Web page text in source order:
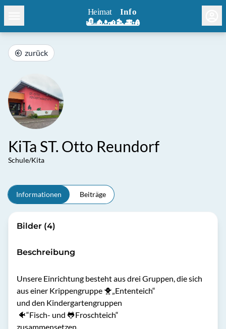
zurück
KiTa ST. Otto Reundorf
Schule/Kita
Informationen Beiträge
Bilder (4)
Beschreibung
Unsere Einrichtung besteht aus drei Gruppen, die sich
aus einer Krippengruppe 🐥„Ententeich“
und den Kindergartengruppen
zusammensetzen.